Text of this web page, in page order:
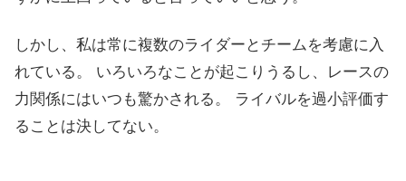
しかし、私は常に複数のライダーとチームを考慮に入
れている。 いろいろなことが起こりうるし、レースの
力関係にはいつも驚かされる。 ライバルを過小評価す
ることは決してない。